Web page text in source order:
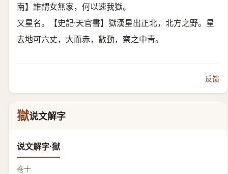
南】誰謂女無家，何以速我獄。
又星名。【史記·天官書】獄漢星出正北，北方之野。星
去地可六丈，大而赤，數動，察之中靑。
反馈
獄说文解字
说文解字·獄
卷十